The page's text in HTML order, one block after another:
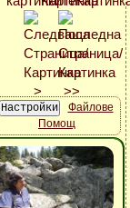
Файлове
Помощ